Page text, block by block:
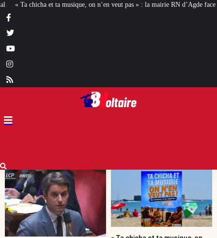
pas » : la mairie RN d’Agde face à la meute « antiraciste » La hausse